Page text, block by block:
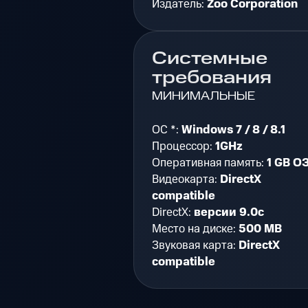
Издатель: Zoo Corporation
Системные
требования
МИНИМАЛЬНЫЕ
ОС *: Windows 7 / 8 / 8.1
Процессор: 1GHz
Оперативная память: 1 GB
Видеокарта: DirectX
compatible
DirectX: версии 9.0c
Место на диске: 500 MB
Звуковая карта: DirectX
compatible